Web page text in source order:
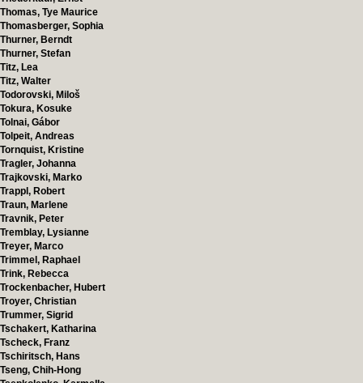
Thomas, Tye Maurice
Thomasberger, Sophia
Thurner, Berndt
Thurner, Stefan
Titz, Lea
Titz, Walter
Todorovski, Miloš
Tokura, Kosuke
Tolnai, Gábor
Tolpeit, Andreas
Tornquist, Kristine
Tragler, Johanna
Trajkovski, Marko
Trappl, Robert
Traun, Marlene
Travnik, Peter
Tremblay, Lysianne
Treyer, Marco
Trimmel, Raphael
Trink, Rebecca
Trockenbacher, Hubert
Troyer, Christian
Trummer, Sigrid
Tschakert, Katharina
Tscheck, Franz
Tschiritsch, Hans
Tseng, Chih-Hong